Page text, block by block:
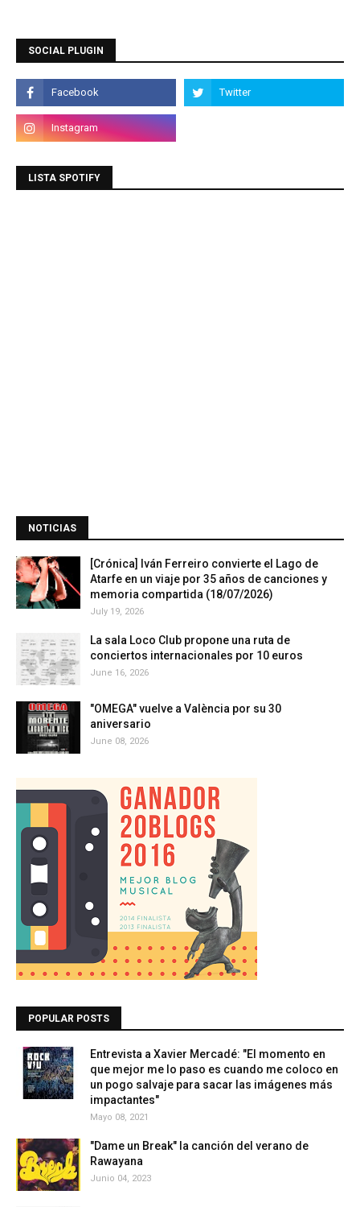
SOCIAL PLUGIN
LISTA SPOTIFY
NOTICIAS
[Crónica] Iván Ferreiro convierte el Lago de
Atarfe en un viaje por 35 años de canciones y
memoria compartida (18/07/2026)
July 19, 2026
La sala Loco Club propone una ruta de
conciertos internacionales por 10 euros
June 16, 2026
"OMEGA" vuelve a València por su 30
aniversario
June 08, 2026
POPULAR POSTS
Entrevista a Xavier Mercadé: "El momento en
que mejor me lo paso es cuando me coloco en
un pogo salvaje para sacar las imágenes más
impactantes"
Mayo 08, 2021
"Dame un Break" la canción del verano de
Rawayana
Junio 04, 2023